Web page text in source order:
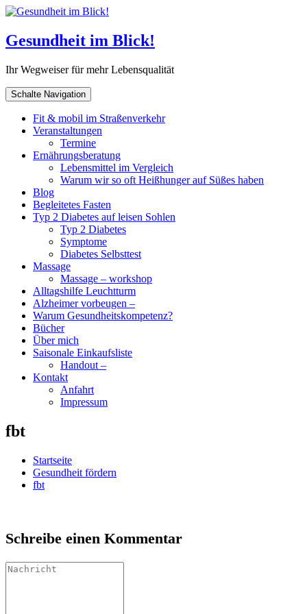
Gesundheit im Blick!
Ihr Wegweiser für mehr Lebensqualität
Schalte Navigation
Fit & mobil im Straßenverkehr
Veranstaltungen
Termine
Ernährungsberatung
Lebensmittel im Vergleich
Warum wir so oft Heißhunger auf Süßes haben
Blog
Begleitetes Fasten
Typ 2 Diabetes auf leisen Sohlen
Typ 2 Diabetes
Symptome
Diabetes Selbsttest
Massage
Massage – workshop
Alltagshilfe Leuchtturm
Alzheimer vorbeugen –
Warum Gesundheitskompetenz?
Bücher
Über mich
Saisonale Einkaufsliste
Handout –
Kontakt
Anfahrt
Impressum
fbt
Startseite
Gesundheit fördern
fbt
Schreibe einen Kommentar